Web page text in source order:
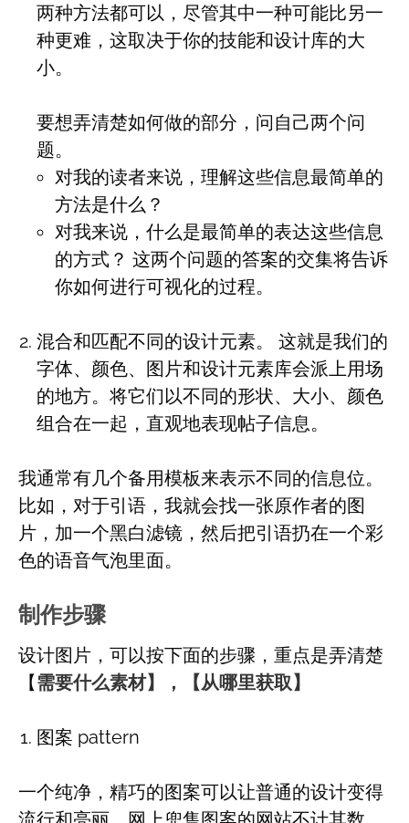
两种方法都可以，尽管其中一种可能比另一
种更难，这取决于你的技能和设计库的大
小。
要想弄清楚如何做的部分，问自己两个问
题。
对我的读者来说，理解这些信息最简单的
方法是什么？
对我来说，什么是最简单的表达这些信息
的方式？ 这两个问题的答案的交集将告诉
你如何进行可视化的过程。
混合和匹配不同的设计元素。 这就是我们的
字体、颜色、图片和设计元素库会派上用场
的地方。将它们以不同的形状、大小、颜色
组合在一起，直观地表现帖子信息。
我通常有几个备用模板来表示不同的信息位。
比如，对于引语，我就会找一张原作者的图
片，加一个黑白滤镜，然后把引语扔在一个彩
色的语音气泡里面。
制作步骤
设计图片，可以按下面的步骤，重点是弄清楚
【需要什么素材】，【从哪里获取】
图案 pattern
一个纯净，精巧的图案可以让普通的设计变得